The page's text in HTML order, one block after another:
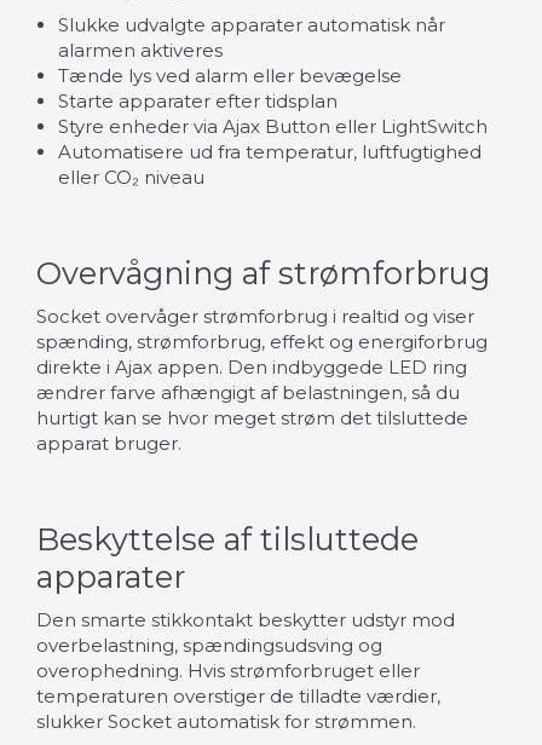
Slukke udvalgte apparater automatisk når
alarmen aktiveres
Tænde lys ved alarm eller bevægelse
Starte apparater efter tidsplan
Styre enheder via Ajax Button eller LightSwitch
Automatisere ud fra temperatur, luftfugtighed
eller CO₂ niveau
Overvågning af strømforbrug
Socket overvåger strømforbrug i realtid og viser
spænding, strømforbrug, effekt og energiforbrug
direkte i Ajax appen. Den indbyggede LED ring
ændrer farve afhængigt af belastningen, så du
hurtigt kan se hvor meget strøm det tilsluttede
apparat bruger.
Beskyttelse af tilsluttede
apparater
Den smarte stikkontakt beskytter udstyr mod
overbelastning, spændingsudsving og
overophedning. Hvis strømforbruget eller
temperaturen overstiger de tilladte værdier,
slukker Socket automatisk for strømmen.